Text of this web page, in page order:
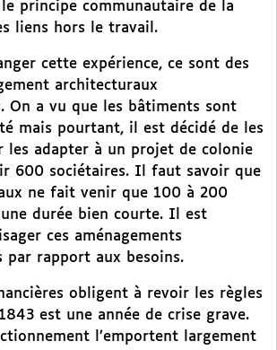
principe communautaire de la
liens hors le travail.
cette expérience, ce sont des
architecturaux
On a vu que les bâtiments sont
mais pourtant, il est décidé de les
les adapter à un projet de colonie
600 sociétaires. Il faut savoir que
ne fait venir que 100 à 200
durée bien courte. Il est
ces aménagements
par rapport aux besoins.
obligent à revoir les règles
est une année de crise grave.
l’emportent largement